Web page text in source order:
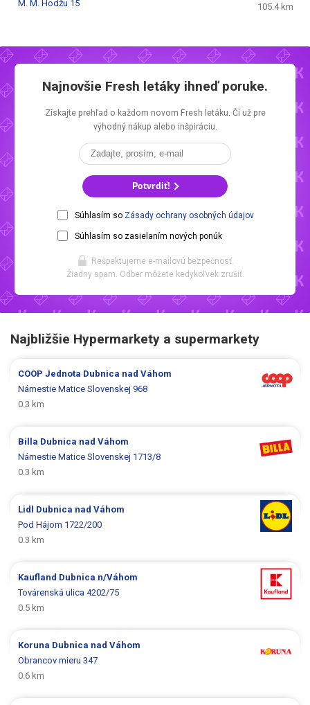
M. M. Hodžu 15 105.4 km
Najnovšie Fresh letáky ihneď poruke.
Získajte prehľad o každom novom Fresh letáku. Či už pre
výhodný nákup alebo inšpiráciu.
Potvrdiť!
Súhlasím so Zásady ochrany osobných údajov
Súhlasím so zasielaním nových ponúk
Rešpektujeme e-mailovú bezpečnosť.
Žiadny spam. Odber môžete kedykoľvek zrušiť.
Najbližšie Hypermarkety a supermarkety
COOP Jednota Dubnica nad Váhom
Námestie Matice Slovenskej 968
0.3 km
Billa Dubnica nad Váhom
Námestie Matice Slovenskej 1713/8
0.3 km
Lidl Dubnica nad Váhom
Pod Hájom 1722/200
0.3 km
Kaufland Dubnica n/Váhom
Továrenská ulica 4202/75
0.5 km
Koruna Dubnica nad Váhom
Obrancov mieru 347
0.6 km